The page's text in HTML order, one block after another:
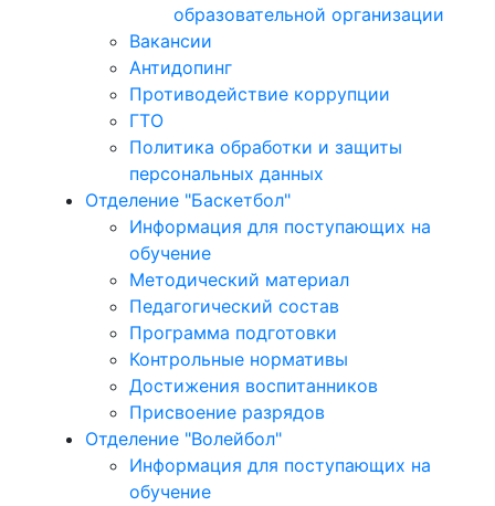
образовательной организации
Вакансии
Антидопинг
Противодействие коррупции
ГТО
Политика обработки и защиты
персональных данных
Отделение "Баскетбол"
Информация для поступающих на
обучение
Методический материал
Педагогический состав
Программа подготовки
Контрольные нормативы
Достижения воспитанников
Присвоение разрядов
Отделение "Волейбол"
Информация для поступающих на
обучение